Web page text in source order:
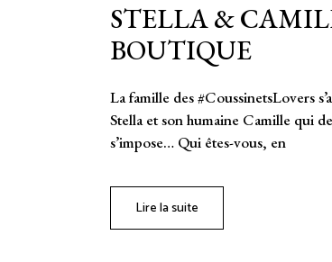
STELLA &
BOUTIQUE
La famille des #CoussinetsLovers
Stella et son humaine Camille qui
s’impose… Qui êtes-vous, en
Lire la suite